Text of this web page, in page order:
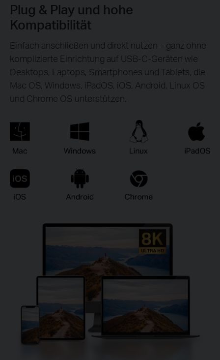
Plug & Play und hohe
Kompatibilität
Einfach anschließen und direkt nutzen – ganz ohne
komplizierte Einrichtung auf USB-C-Geräten wie
Desktops, Laptops, Smartphones und Tablets, die
Mac OS, Windows, iPadOS, iOS, Android, Linux OS
und Chrome OS unterstützen.